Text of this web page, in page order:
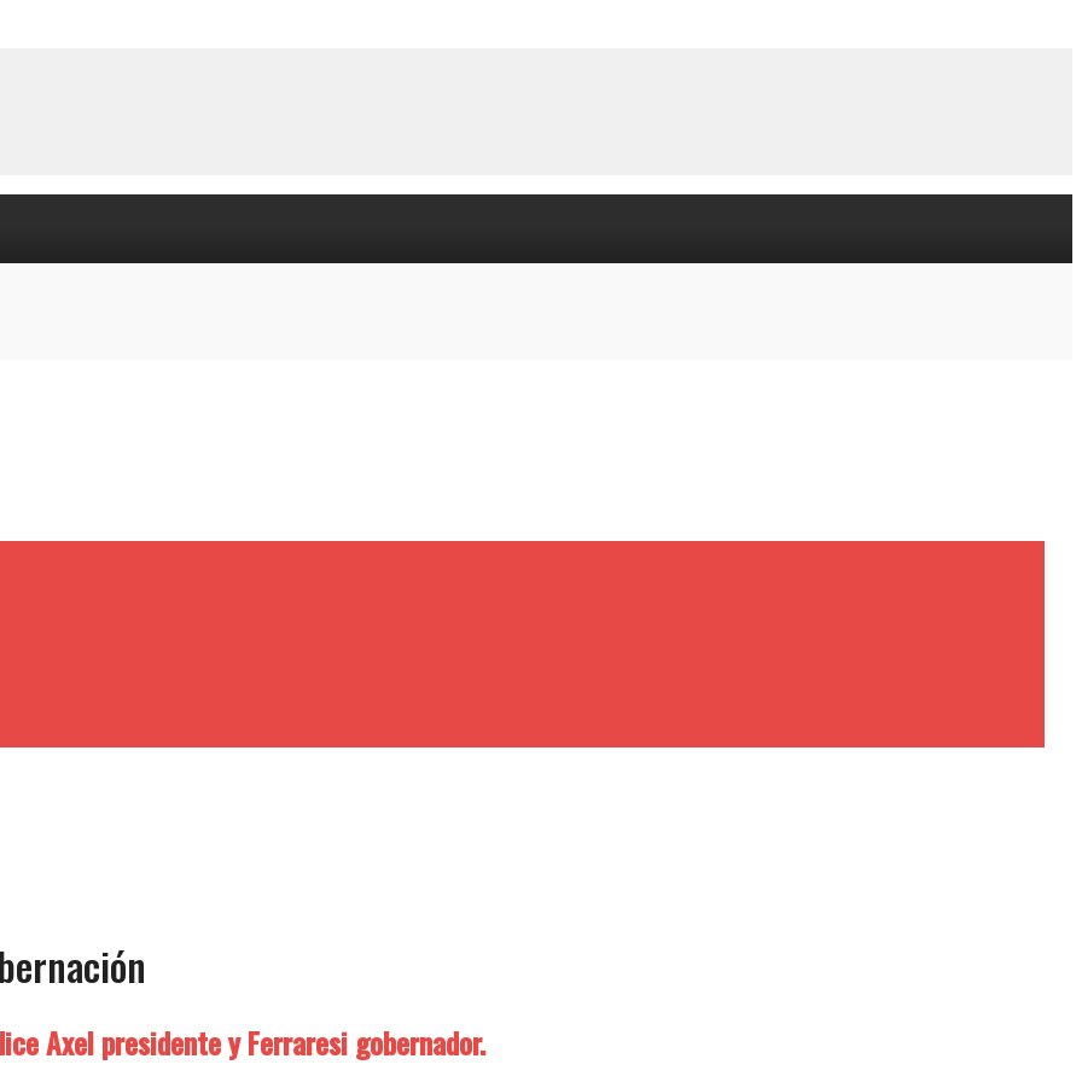
Axel presidente y Ferraresi gobernador.